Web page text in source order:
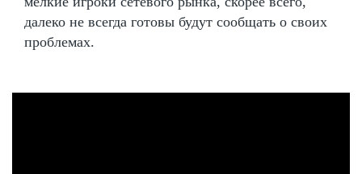
далеко не всегда готовы будут сообщать о своих
проблемах.